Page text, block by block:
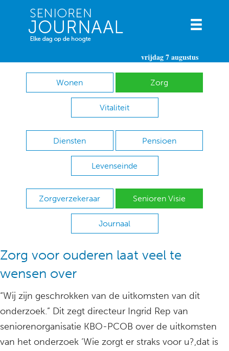
vrijdag 7 augustus
Wonen Zorg
Vitaliteit
Diensten Pensioen
Levenseinde
Zorgverzekeraar Senioren Visie
Journaal
Zorg voor ouderen laat veel te
wensen over
“Wij zijn geschrokken van de uitkomsten van dit
onderzoek.” Dit zegt directeur Ingrid Rep van
seniorenorganisatie KBO-PCOB over de uitkomsten
van het onderzoek ‘Wie zorgt er straks voor u?,dat is